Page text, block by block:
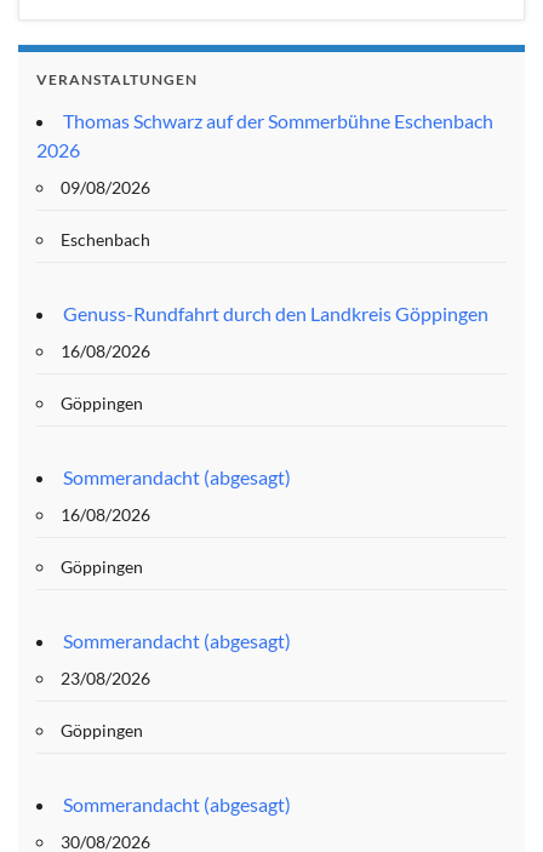
VERANSTALTUNGEN
Thomas Schwarz auf der Sommerbühne Eschenbach
2026
09/08/2026
Eschenbach
Genuss-Rundfahrt durch den Landkreis Göppingen
16/08/2026
Göppingen
Sommerandacht (abgesagt)
16/08/2026
Göppingen
Sommerandacht (abgesagt)
23/08/2026
Göppingen
Sommerandacht (abgesagt)
30/08/2026